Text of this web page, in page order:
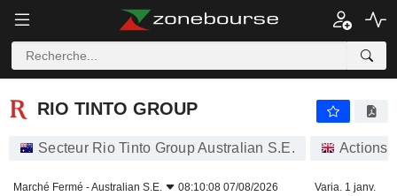
RIO TINTO GROUP
RIO TINTO GROUP
Secteur Rio Tinto Group Australian S.E. Actions
Marché Fermé -Australian S.E. 08:10:08 07/08/2026 Varia. 1 janv.